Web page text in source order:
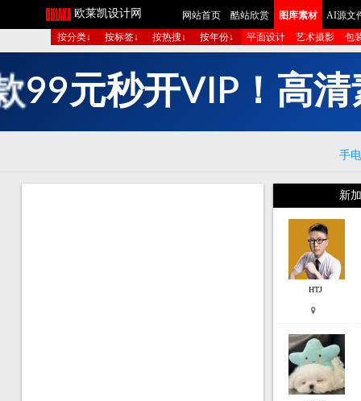
欧莱凯设计网 网站首页 酷站欣赏 图库素材
AI源文
按分类↓
按标签↓ 按热搜↓ 按年份↓ 平面设计 艺术摄影 包
多 组 图 生 成 短
手
新
HTJ